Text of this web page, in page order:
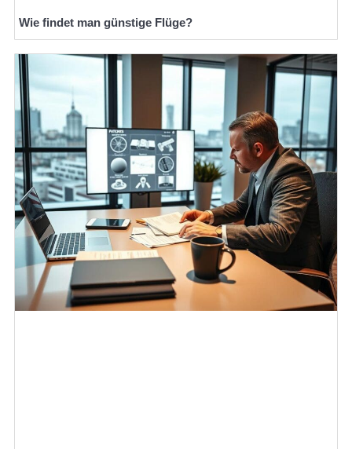
Wie findet man günstige Flüge?